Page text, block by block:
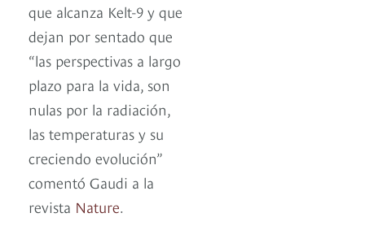
que alcanza Kelt-9 y que
dejan por sentado que
“las perspectivas a largo
plazo para la vida, son
nulas por la radiación,
las temperaturas y su
creciendo evolución”
comentó Gaudi a la
revista Nature.